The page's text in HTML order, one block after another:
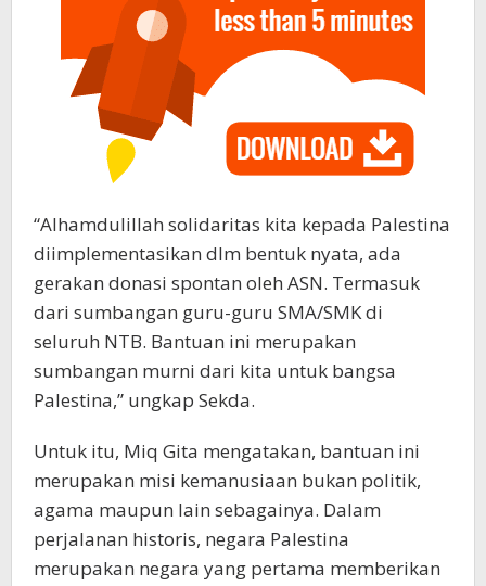
“Alhamdulillah solidaritas kita kepada Palestina
diimplementasikan dlm bentuk nyata, ada
gerakan donasi spontan oleh ASN. Termasuk
dari sumbangan guru-guru SMA/SMK di
seluruh NTB. Bantuan ini merupakan
sumbangan murni dari kita untuk bangsa
Palestina,” ungkap Sekda.
Untuk itu, Miq Gita mengatakan, bantuan ini
merupakan misi kemanusiaan bukan politik,
agama maupun lain sebagainya. Dalam
perjalanan historis, negara Palestina
merupakan negara yang pertama memberikan